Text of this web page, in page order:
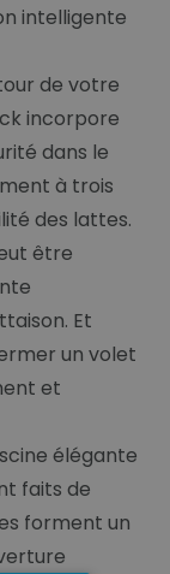
intelligente
de votre
incorpore
dans le
à trois
des lattes.
être
Et
un volet
et
élégante
faits de
forment un